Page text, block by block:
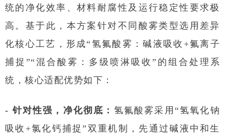
统的净化效率、材料耐腐性及运行稳定性要求极
高。基于此，本方案针对不同酸雾类型选用差异
化核心工艺，形成“氢氟酸雾：碱液吸收+氟离子
捕捉”“混合酸雾：多级喷淋吸收”的组合处理系
统，核心适配优势如下：
- 针对性强，净化彻底： 氢氟酸雾采用“氢氧化钠
吸收+氯化钙捕捉”双重机制，先通过碱液中和生